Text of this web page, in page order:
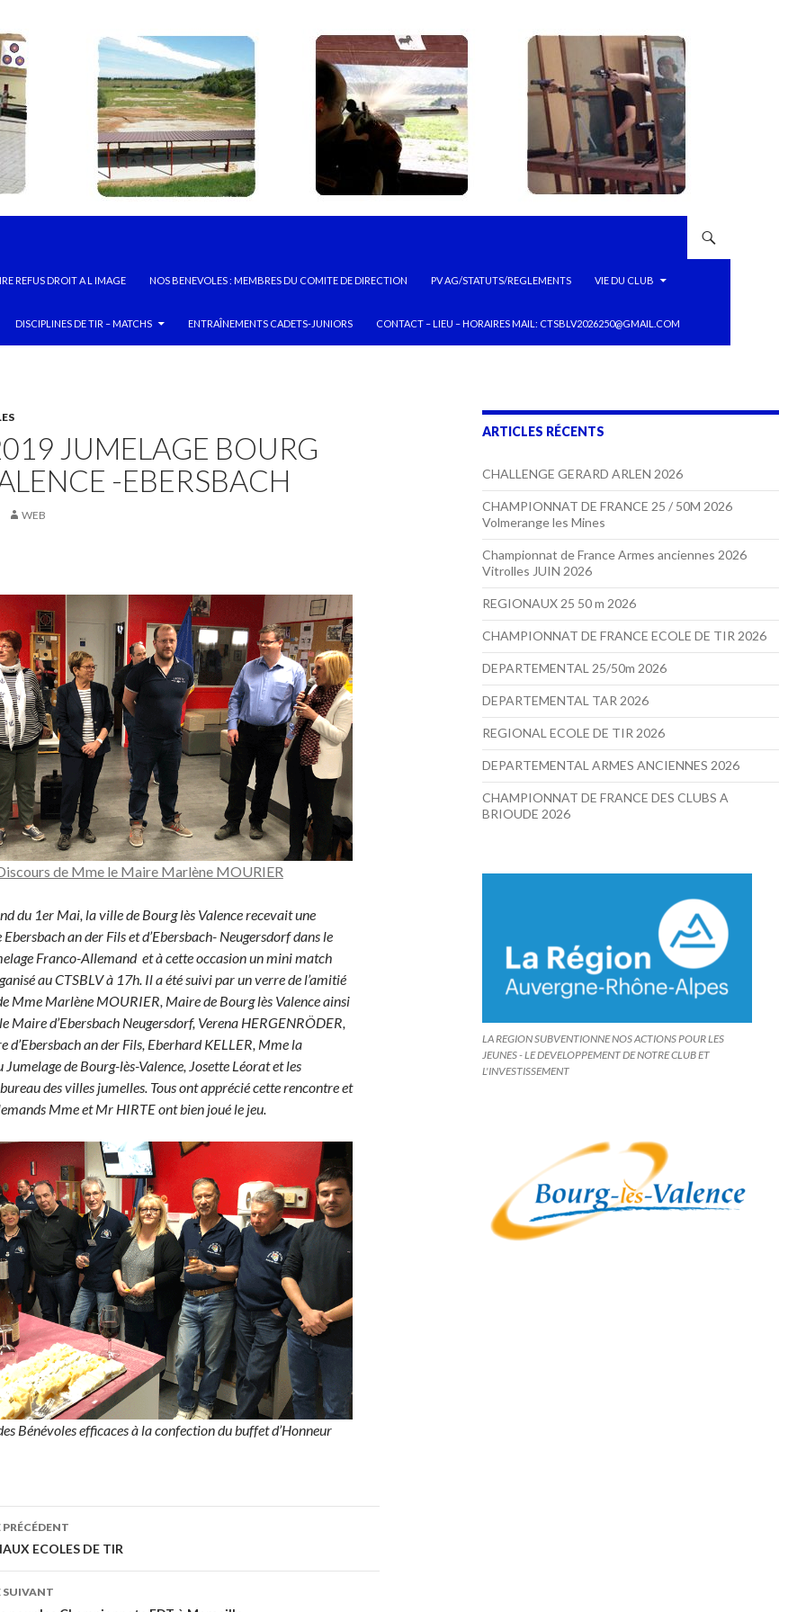
REFUS DROIT A L IMAGE NOS BENEVOLES : MEMBRES DU COMITE DE DIRECTION PV AG/STATUTS/REGLEMENTS VIE DU CLUB
DISCIPLINES DE TIR – MATCHS ENTRAÎNEMENTS CADETS-JUNIORS CONTACT – LIEU – HORAIRES MAIL: CTSBLV2026250@GMAIL.COM
JUMELAGE BOURG
-EBERSBACH
WEB
de Mme le Maire Marlène MOURIER
du 1er Mai, la ville de Bourg lès Valence recevait une
an der Fils et d’Ebersbach- Neugersdorf dans le
Franco-Allemand et à cette occasion un mini match
au CTSBLV à 17h. Il a été suivi par un verre de l’amitié
Mme Marlène MOURIER, Maire de Bourg lès Valence ainsi
Maire d’Ebersbach Neugersdorf, Verena HERGENRÖDER,
d’Ebersbach an der Fils, Eberhard KELLER, Mme la
Jumelage de Bourg-lès-Valence, Josette Léorat et les
des villes jumelles. Tous ont apprécié cette rencontre et
Mme et Mr HIRTE ont bien joué le jeu.
Bénévoles efficaces à la confection du buffet d’Honneur
ECOLES DE TIR
SUIVANT
ARTICLES RÉCENTS
CHALLENGE GERARD ARLEN 2026
CHAMPIONNAT DE FRANCE 25 / 50M 2026
Volmerange les Mines
Championnat de France Armes anciennes 2026
Vitrolles JUIN 2026
REGIONAUX 25 50 m 2026
CHAMPIONNAT DE FRANCE ECOLE DE TIR 2026
DEPARTEMENTAL 25/50m 2026
DEPARTEMENTAL TAR 2026
REGIONAL ECOLE DE TIR 2026
DEPARTEMENTAL ARMES ANCIENNES 2026
CHAMPIONNAT DE FRANCE DES CLUBS A
BRIOUDE 2026
LA REGION SUBVENTIONNE NOS ACTIONS POUR LES
JEUNES - LE DEVELOPPEMENT DE NOTRE CLUB ET
L'INVESTISSEMENT